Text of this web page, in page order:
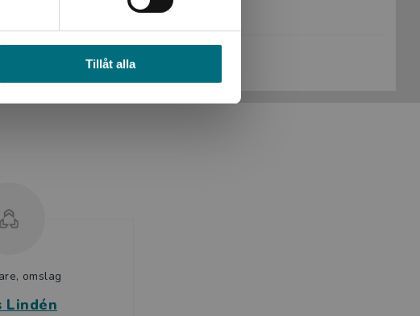
Tillåt alla
Köp- och leveransvillkor
omslag
Lindén